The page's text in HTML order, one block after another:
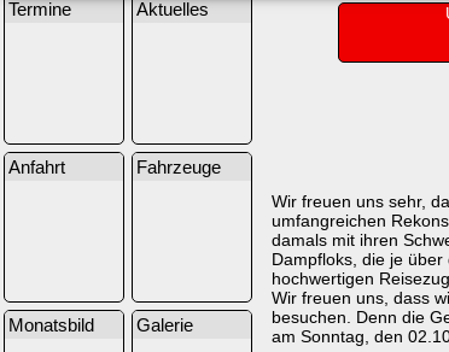
Termine Aktuelles
Anfahrt Fahrzeuge
Monatsbild Galerie
Wir freuen uns sehr,
umfangreichen
damals mit ihren
Dampfloks, die je
hochwertigen
Wir freuen uns, dass
besuchen. Denn die
am Sonntag, den